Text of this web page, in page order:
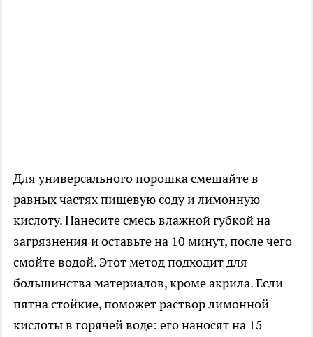
Для универсального порошка смешайте в
равных частях пищевую соду и лимонную
кислоту. Нанесите смесь влажной губкой на
загрязнения и оставьте на 10 минут, после чего
смойте водой. Этот метод подходит для
большинства материалов, кроме акрила. Если
пятна стойкие, поможет раствор лимонной
кислоты в горячей воде: его наносят на 15